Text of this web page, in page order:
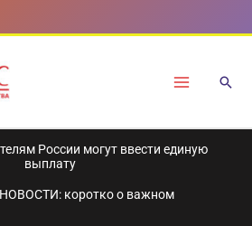
России могут ввести единую
выплату
НОВОСТИ: коротко о важном